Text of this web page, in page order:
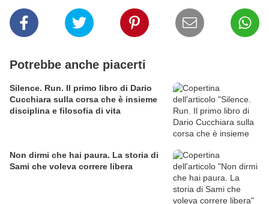
Potrebbe anche piacerti
Silence. Run. Il primo libro di Dario
Cucchiara sulla corsa che è insieme
disciplina e filosofia di vita
Non dirmi che hai paura. La storia di
Sami che voleva correre libera